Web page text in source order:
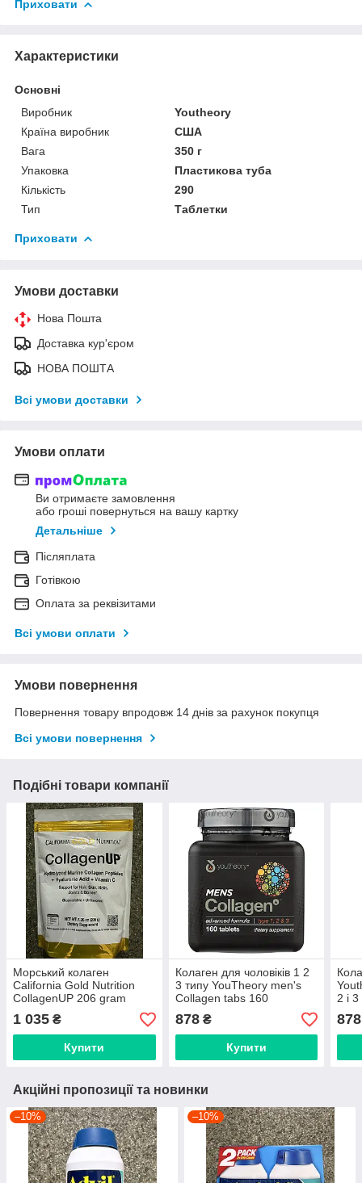
Приховати
Характеристики
Основні
Виробник
Youtheory
Країна виробник
США
Вага
350 г
Упаковка
Пластикова туба
Кількість
290
Тип
Таблетки
Приховати
Умови доставки
Нова Пошта
Доставка кур'єром
НОВА ПОШТА
Всі умови доставки
Умови оплати
Ви отримаєте замовлення
або гроші повернуться на вашу картку
Детальніше
Післяплата
Готівкою
Оплата за реквізитами
Всі умови оплати
Умови повернення
Повернення товару впродовж 14 днів за рахунок покупця
Всі умови повернення
Подібні товари компанії
Морський колаген
California Gold Nutrition
CollagenUP 206 gram
1 035 ₴
Купити
Колаген для чоловіків 1 2
3 типу YouTheory men's
Collagen tabs 160
878₴
Купити
2 і
878
Акційні пропозиції та новинки
–10% –10%